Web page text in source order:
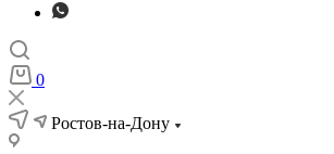
0
Ростов-на-Дону